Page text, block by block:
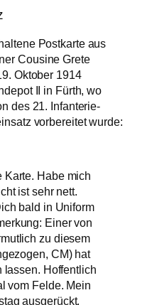
Postkarte aus
Cousine Grete
Oktober 1914
II in Fürth, wo
des 21. Infanterie-
vorbereitet wurde:
Karte. Habe mich
ist sehr nett.
bald in Uniform
Einer von
zu diesem
CM) hat
lassen. Hoffentlich
vom Felde. Mein
ausgerückt.